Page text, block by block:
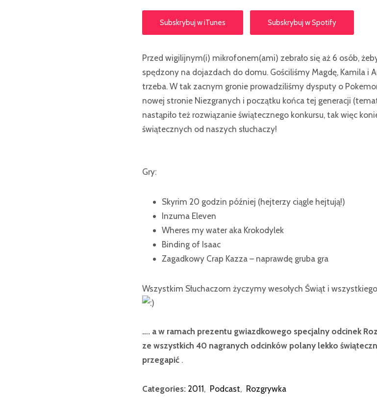
Subskrybuj w iTunes Subskrybuj w Spotify
Przed wigilijnym(i) mikrofonem(ami) zebrało się aż 6 osób,
spędzony na dojazdach do domu. Gościliśmy Magdę, Kamila i
trzeba. W tak zacnym gronie prowadziliśmy dysputy o
nowej stronie Niezgranych i początku końca tej generacji
nastąpiło też rozwiązanie świątecznego konkursu, tak więc
świątecznych od naszych słuchaczy!
Gry:
Skyrim 20 godzin później (hejterzy ciągle hejtują!)
Inzuma Eleven
Wheres my water aka Krokodylek
Binding of Isaac
Zagadkowy Crap Kazza – naprawdę gruba gra
Wszystkim Słuchaczom życzymy wesołych Świąt i
…. a w ramach prezentu gwiazdkowego specjalny odcinek
ze wszystkich 40 nagranych odcinków polany lekko
przegapić .
Categories: 2011, Podcast, Rozgrywka